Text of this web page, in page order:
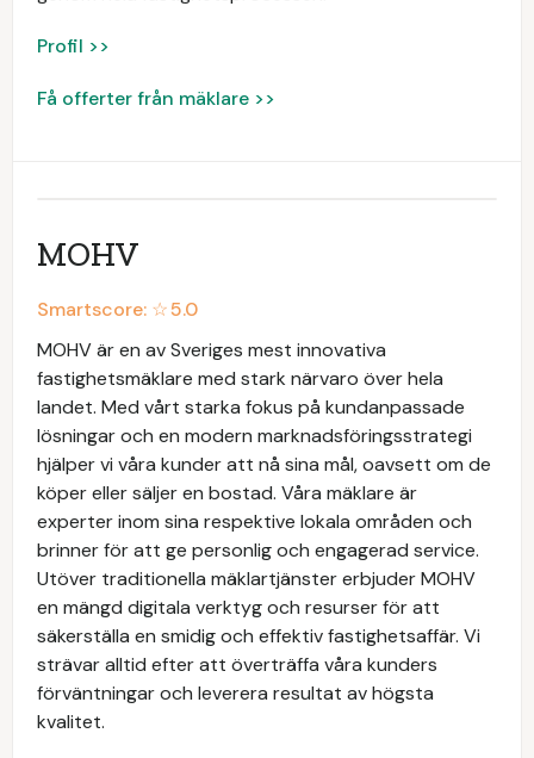
Profil >>
Få offerter från mäklare >>
MOHV
Smartscore: ☆5.0
MOHV är en av Sveriges mest innovativa
fastighetsmäklare med stark närvaro över hela
landet. Med vårt starka fokus på kundanpassade
lösningar och en modern marknadsföringsstrategi
hjälper vi våra kunder att nå sina mål, oavsett om de
köper eller säljer en bostad. Våra mäklare är
experter inom sina respektive lokala områden och
brinner för att ge personlig och engagerad service.
Utöver traditionella mäklartjänster erbjuder MOHV
en mängd digitala verktyg och resurser för att
säkerställa en smidig och effektiv fastighetsaffär. Vi
strävar alltid efter att överträffa våra kunders
förväntningar och leverera resultat av högsta
kvalitet.